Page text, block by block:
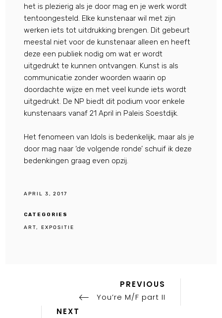
het is plezierig als je door mag en je werk wordt
tentoongesteld. Elke kunstenaar wil met zijn
werken iets tot uitdrukking brengen. Dit gebeurt
meestal niet voor de kunstenaar alleen en heeft
deze een publiek nodig om wat er wordt
uitgedrukt te kunnen ontvangen. Kunst is als
communicatie zonder woorden waarin op
doordachte wijze en met veel kunde iets wordt
uitgedrukt. De NP biedt dit podium voor enkele
kunstenaars vanaf 21 April in Paleis Soestdijk.
Het fenomeen van Idols is bedenkelijk, maar als je
door mag naar ‘de volgende ronde’ schuif ik deze
bedenkingen graag even opzij.
APRIL 3, 2017
CATEGORIES
ART EXPOSITIE
navigation
PREVIOUS
You’re M/F part II
Next
NEXT